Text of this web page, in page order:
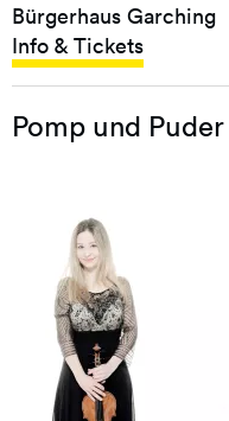
Bürgerhaus Garching
Info & Tickets
Pomp und Puder